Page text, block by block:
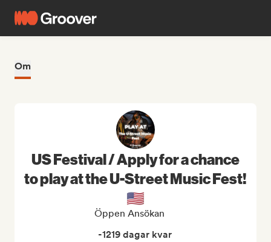
Om
US Festival / Apply for a chance
to play at the U-Street Music Fest!
🇺🇸
Öppen Ansökan
-1219 dagar kvar